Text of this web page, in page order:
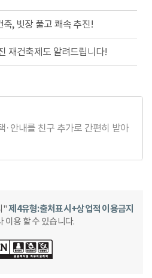
축, 빗장 풀고 쾌속 추진!
재건축제도 알려드립니다!
·안내를 친구 추가로 간편히 받아
"제4유형:출처표시+상업적 이용금지
이용 할 수 있습니다.